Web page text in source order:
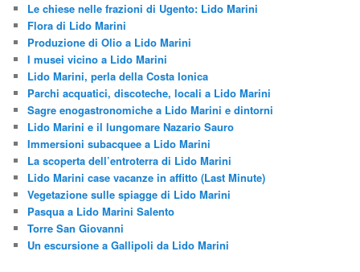
Le chiese nelle frazioni di Ugento: Lido Marini
Flora di Lido Marini
Produzione di Olio a Lido Marini
I musei vicino a Lido Marini
Lido Marini, perla della Costa Ionica
Parchi acquatici, discoteche, locali a Lido Marini
Sagre enogastronomiche a Lido Marini e dintorni
Lido Marini e il lungomare Nazario Sauro
Immersioni subacquee a Lido Marini
La scoperta dell’entroterra di Lido Marini
Lido Marini case vacanze in affitto (Last Minute)
Vegetazione sulle spiagge di Lido Marini
Pasqua a Lido Marini Salento
Torre San Giovanni
Un escursione a Gallipoli da Lido Marini